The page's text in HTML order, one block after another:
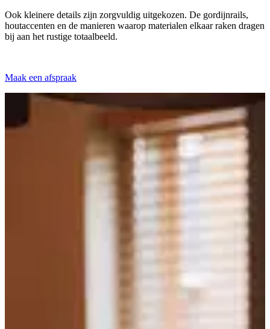
Ook kleinere details zijn zorgvuldig uitgekozen. De gordijnrails,
houtaccenten en de manieren waarop materialen elkaar raken dragen
bij aan het rustige totaalbeeld.
Maak een afspraak